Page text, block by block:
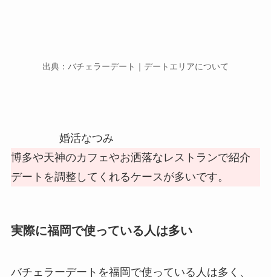
出典：バチェラーデート｜デートエリアについて
婚活なつみ
博多や天神のカフェやお洒落なレストランで紹介
デートを調整してくれるケースが多いです。
実際に福岡で使っている人は多い
バチェラーデートを福岡で使っている人は多く、